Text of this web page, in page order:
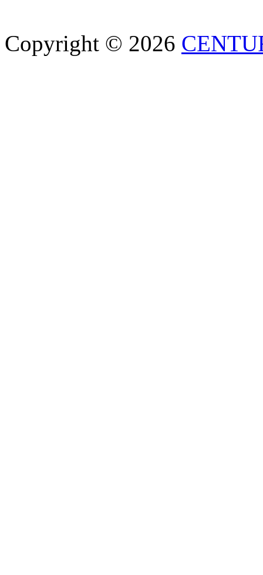
Copyright © 2026